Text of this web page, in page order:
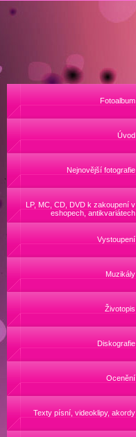
Fotoalbum
Úvod
Nejnovější fotografie
LP, MC, CD, DVD k zakoupení v
eshopech, antikvariátech
Vystoupení
Muzikály
Životopis
Diskografie
Ocenění
Texty písní, videoklipy, akordy